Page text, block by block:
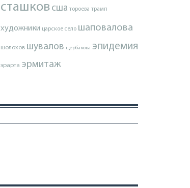
сташков сша тороева трамп
художники царское село шаповалова
шолохов шувалов щербакова эпидемия
эрарта эрмитаж